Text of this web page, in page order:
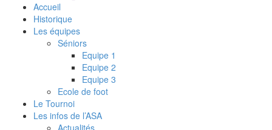
Accueil
Historique
Les équipes
Séniors
Equipe 1
Equipe 2
Equipe 3
Ecole de foot
Le Tournoi
Les infos de l’ASA
Actualités